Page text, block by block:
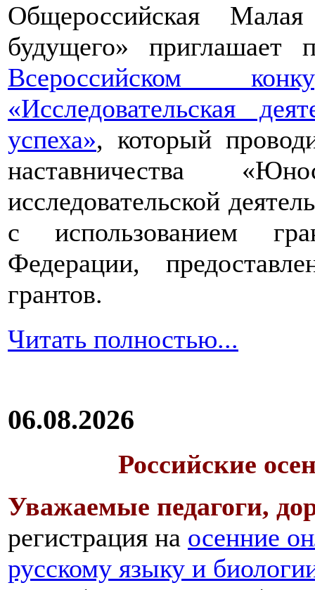
Общероссийская
будущего» приглашает
Всероссийском
«Исследовательская
успеха», который
наставничества
исследовательской
с использованием
Федерации,
грантов.
Читать полностью...
06.08.2026
Российские
Уважаемые педагоги,
регистрация на осенние
русскому языку и